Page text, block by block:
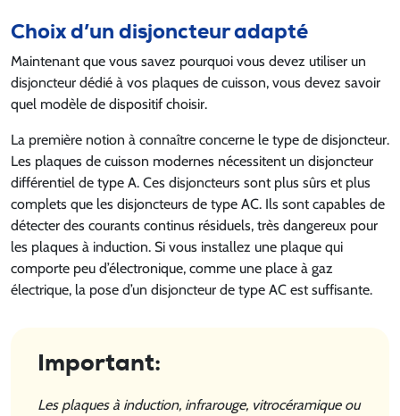
Choix d’un disjoncteur adapté
Maintenant que vous savez pourquoi vous devez utiliser un
disjoncteur dédié à vos plaques de cuisson, vous devez savoir
quel modèle de dispositif choisir.
La première notion à connaître concerne le type de disjoncteur.
Les plaques de cuisson modernes nécessitent un disjoncteur
différentiel de type A. Ces disjoncteurs sont plus sûrs et plus
complets que les disjoncteurs de type AC. Ils sont capables de
détecter des courants continus résiduels, très dangereux pour
les plaques à induction. Si vous installez une plaque qui
comporte peu d’électronique, comme une place à gaz
électrique, la pose d’un disjoncteur de type AC est suffisante.
Important:
Les plaques à induction, infrarouge, vitrocéramique ou